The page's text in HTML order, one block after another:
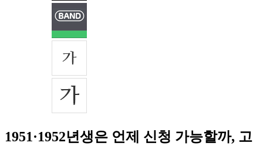
1951·1952년생은 언제 신청 가능할까, 고